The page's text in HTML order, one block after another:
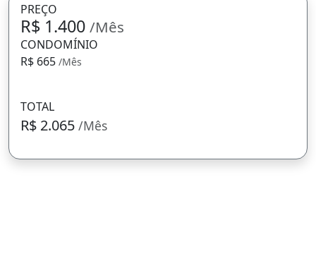
PREÇO
R$ 1.400 /Mês
CONDOMÍNIO
R$ 665 /Mês
TOTAL
R$ 2.065 /Mês